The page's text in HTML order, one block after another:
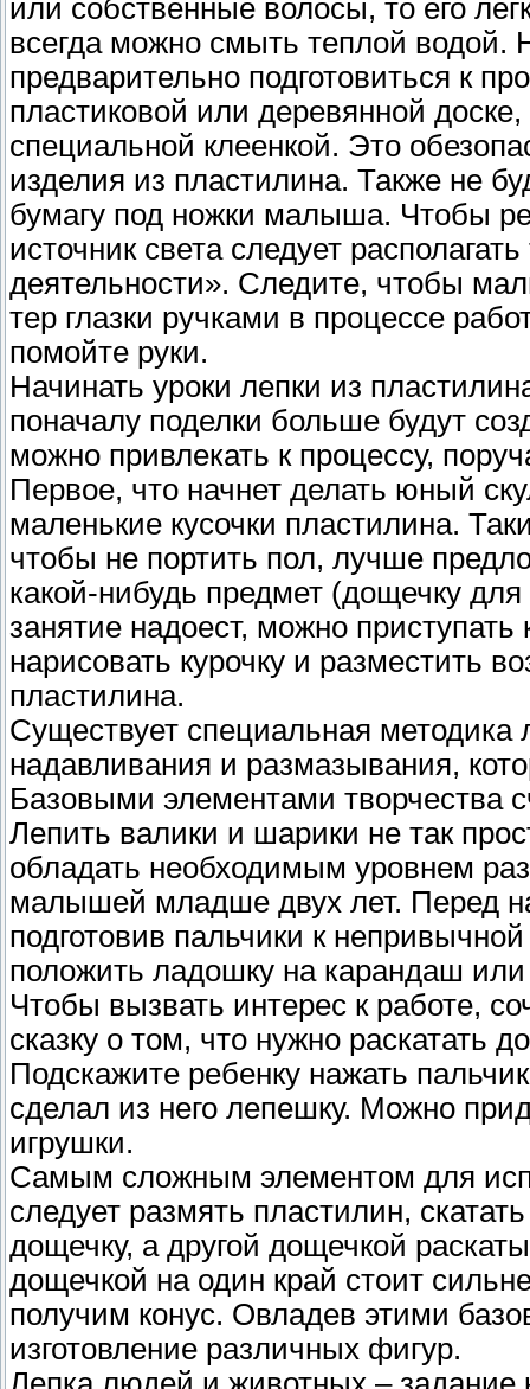
или собственные волосы, то его
всегда можно смыть теплой водой.
предварительно подготовиться к
пластиковой или деревянной
специальной клеенкой. Это
изделия из пластилина. Также не
бумагу под ножки малыша. Чтобы
источник света следует
деятельности». Следите, чтобы
тер глазки ручками в процессе
помойте руки.
Начинать уроки лепки из
поначалу поделки больше будут
можно привлекать к процессу,
Первое, что начнет делать юный
маленькие кусочки пластилина.
чтобы не портить пол, лучше
какой-нибудь предмет (дощечку
занятие надоест, можно
нарисовать курочку и разместить
пластилина.
Существует специальная методика
надавливания и размазывания,
Базовыми элементами творчества
Лепить валики и шарики не так
обладать необходимым уровнем
малышей младше двух лет. Перед
подготовив пальчики к
положить ладошку на карандаш
Чтобы вызвать интерес к работе,
сказку о том, что нужно раскатать
Подскажите ребенку нажать
сделал из него лепешку. Можно
игрушки.
Самым сложным элементом для
следует размять пластилин,
дощечку, а другой дощечкой
дощечкой на один край стоит
получим конус. Овладев этими
изготовление различных фигур.